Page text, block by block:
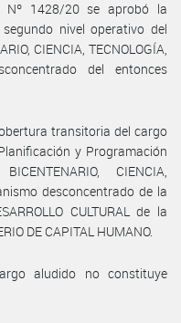
Nº 1428/20 se aprobó la
nivel operativo del
CIENCIA, TECNOLOGÍA,
del entonces
transitoria del cargo
y Programación
CIENCIA,
desconcentrado de la
CULTURAL de la
DE CAPITAL HUMANO.
aludido no constituye